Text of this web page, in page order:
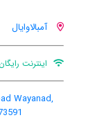
هنوز